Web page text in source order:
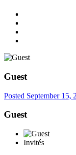
Guest
Posted September 15,
Guest
Invités